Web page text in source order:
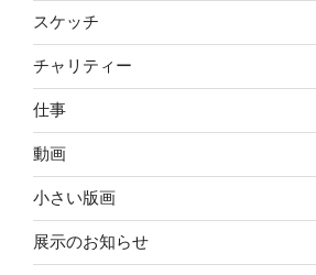
スケッチ
チャリティー
仕事
動画
小さい版画
展示のお知らせ